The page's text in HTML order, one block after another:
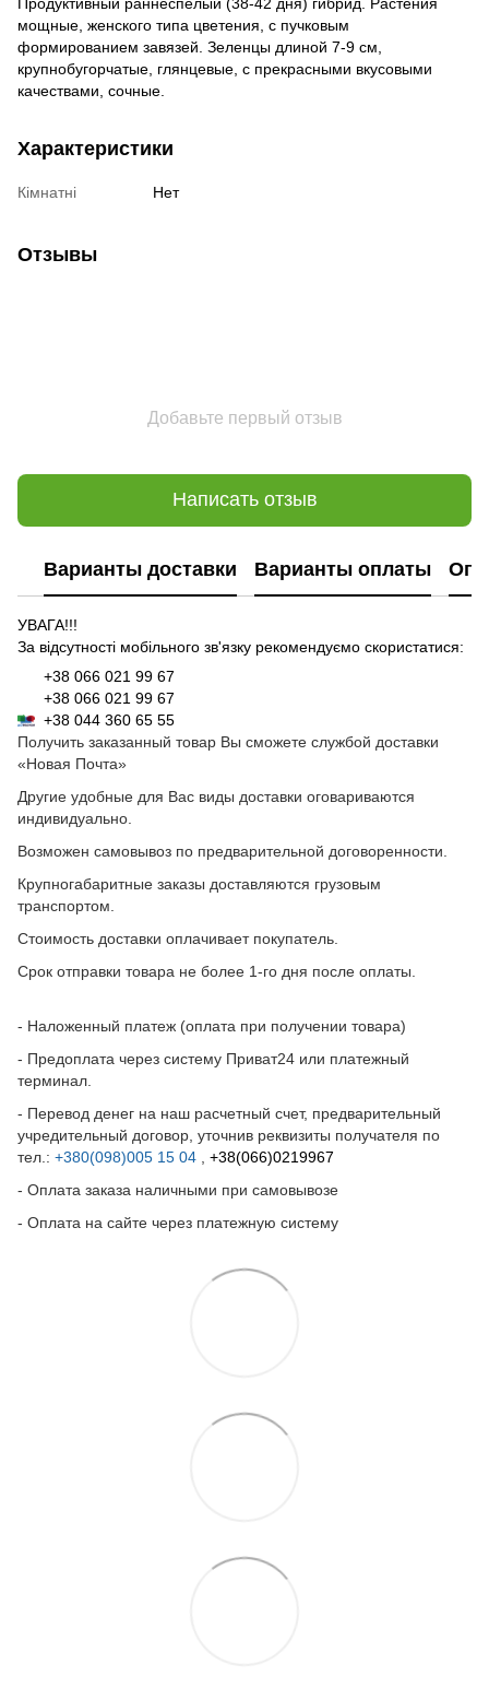
мощные, женского типа цветения, с пучковым
формированием завязей. Зеленцы длиной 7-9 см,
крупнобугорчатые, глянцевые, с прекрасными вкусовыми
качествами, сочные.
Характеристики
Кімнатні Нет
Отзывы
Добавьте первый отзыв
Написать отзыв
Варианты доставки Варианты оплаты
УВАГА!!!
За відсутності мобільного зв'язку рекомендуємо скористатися:
+38 066 021 99 67
+38 066 021 99 67
+38 044 360 65 55
Получить заказанный товар Вы сможете службой доставки
«Новая Почта»
Другие удобные для Вас виды доставки оговариваются
индивидуально.
Возможен самовывоз по предварительной договоренности.
Крупногабаритные заказы доставляются грузовым
транспортом.
Стоимость доставки оплачивает покупатель.
Срок отправки товара не более 1-го дня после оплаты.
- Наложенный платеж (оплата при получении товара)
- Предоплата через систему Приват24 или платежный
терминал.
- Перевод денег на наш расчетный счет, предварительный
учредительный договор, уточнив реквизиты получателя по
тел.: +380(098)005 15 04
+38(066)0219967
- Оплата заказа наличными при самовывозе
- Оплата на сайте через платежную систему